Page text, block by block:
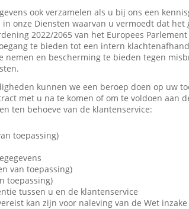
ook verzamelen als u bij ons een
onze Diensten waarvan u vermoedt dat het
2022/2065 van het Europees Parlement
te bieden tot een intern
nemen en bescherming te bieden tegen
kunnen we een beroep doen op uw
met u na te komen of om te voldoen aan
ten behoeve van de klantenservice:
toepassing)
van toepassing)
toepassing)
tussen u en de klantenservice
kan zijn voor naleving van de Wet